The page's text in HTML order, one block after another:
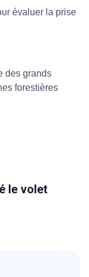
évaluer la prise
des grands
forestières
le volet